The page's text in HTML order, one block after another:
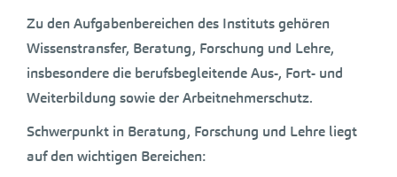
Zu den Aufgabenbereichen des Instituts gehören
Wissenstransfer, Beratung, Forschung und Lehre,
insbesondere die berufsbegleitende Aus-, Fort- und
Weiterbildung sowie der Arbeitnehmerschutz.
Schwerpunkt in Beratung, Forschung und Lehre liegt
auf den wichtigen Bereichen: